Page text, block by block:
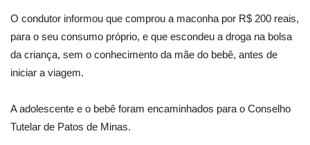
O condutor informou que comprou a maconha por R$ 200 reais,
para o seu consumo próprio, e que escondeu a droga na bolsa
da criança, sem o conhecimento da mãe do bebê, antes de
iniciar a viagem.
A adolescente e o bebê foram encaminhados para o Conselho
Tutelar de Patos de Minas.